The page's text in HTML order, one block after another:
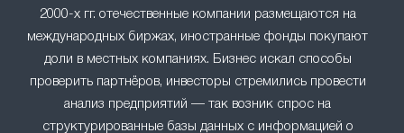
2000-х гг. отечественные компании размещаются на
международных биржах, иностранные фонды покупают
доли в местных компаниях. Бизнес искал способы
проверить партнёров, инвесторы стремились провести
анализ предприятий — так возник спрос на
структурированные базы данных с информацией о